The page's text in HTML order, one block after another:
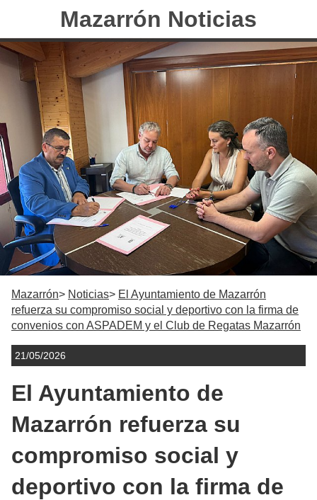
Mazarrón Noticias
Mazarrón Noticias
El Ayuntamiento de Mazarrón
refuerza su compromiso social y deportivo con la firma de
convenios con ASPADEM y el Club de Regatas Mazarrón
21/05/2026
El Ayuntamiento de
Mazarrón refuerza su
compromiso social y
deportivo con la firma de